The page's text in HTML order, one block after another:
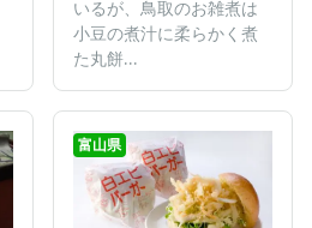
いるが、鳥取のお雑煮は
小豆の煮汁に柔らかく煮
た丸餅...
富山県